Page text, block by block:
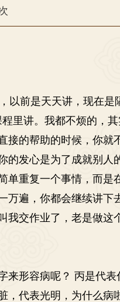
以前是天天讲，现在是
里讲。我都不烦的，
接的帮助的时候，你就
的发心是为了成就别人
单重复一个事情，而是
遍，你都会继续讲下
我交作业了，老是做这
来形容病呢？ 丙是代表
，代表光明，为什么病